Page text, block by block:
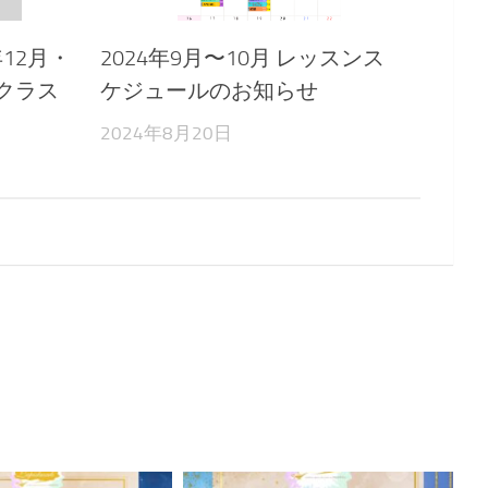
月・
ラス
2024年9月〜10月 レッスンス
ケジュールのお知らせ
2024年8月20日